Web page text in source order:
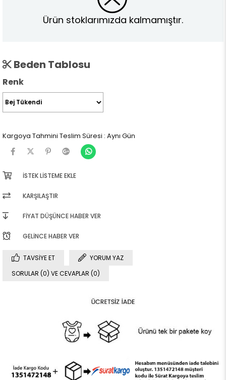
Ürün stoklarımızda kalmamıştır.
Beden Tablosu
Renk
Kargoya Tahmini Teslim Süresi : Aynı Gün
İSTEK LISTEME EKLE
KARŞILAŞTIR
FIYAT DÜŞÜNCE HABER VER
GELINCE HABER VER
TAVSIYE ET
YORUM YAZ
SORULAR (0) VE CEVAPLAR (0)